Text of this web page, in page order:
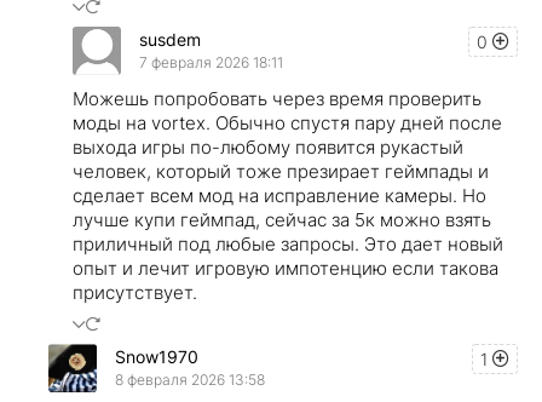
0
susdem
7 февраля 2026 18:11
Можешь попробовать через время проверить
моды на vortex. Обычно спустя пару дней после
выхода игры по-любому появится рукастый
человек, который тоже презирает геймпады и
сделает всем мод на исправление камеры. Но
лучше купи геймпад, сейчас за 5к можно взять
приличный под любые запросы. Это дает новый
опыт и лечит игровую импотенцию если такова
присутствует.
1
Snow1970
8 февраля 2026 13:58